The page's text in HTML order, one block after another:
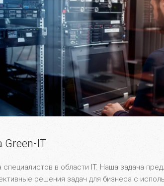
Green-IT
в области IT. Наша задача
решения задач для бизнеса с